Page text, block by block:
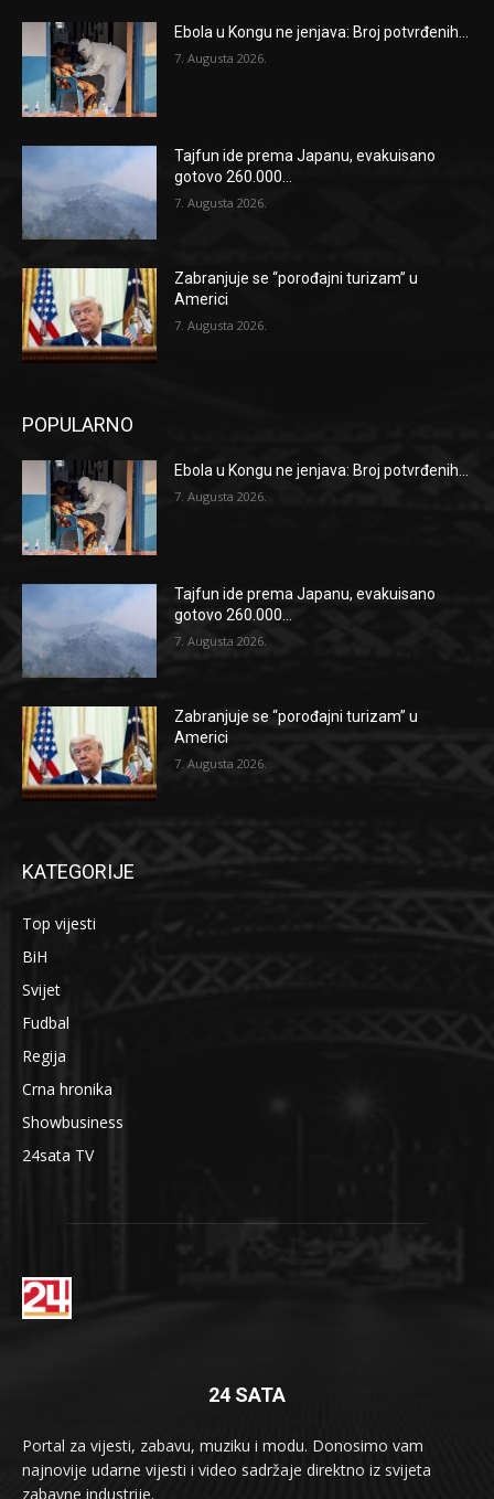
Ebola u Kongu ne jenjava: Broj potvrđenih...
7. Augusta 2026.
Tajfun ide prema Japanu, evakuisano
gotovo 260.000...
7. Augusta 2026.
Zabranjuje se “porođajni turizam” u
Americi
7. Augusta 2026.
POPULARNO
Ebola u Kongu ne jenjava: Broj potvrđenih...
7. Augusta 2026.
Tajfun ide prema Japanu, evakuisano
gotovo 260.000...
7. Augusta 2026.
Zabranjuje se “porođajni turizam” u
Americi
7. Augusta 2026.
KATEGORIJE
Top vijesti
BiH
Svijet
Fudbal
Regija
Crna hronika
Showbusiness
24sata TV
24 SATA
Portal za vijesti, zabavu, muziku i modu. Donosimo vam
najnovije udarne vijesti i video sadržaje direktno iz svijeta
zabavne industrije.